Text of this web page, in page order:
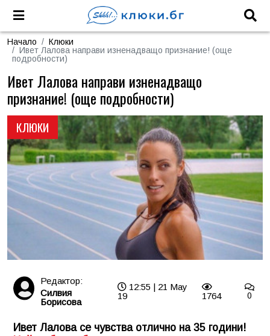
Начало
Клюки
Ивет Лалова направи изненадващо признание! (още
подробности)
КЛЮКИ
Ивет Лалова направи изненадващо
признание! (още подробности)
Редактор:
Силвия
Борисова
12:55 | 21 May
19
1764 0
Ивет Лалова се чувства отлично на 35 години!